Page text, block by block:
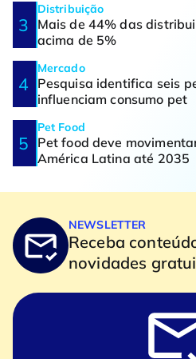
Distribuição
Mais de 44% das
acima de 5%
Mercado
Pesquisa identifica seis
influenciam consumo pet
Pet Food
Pet food deve
América Latina até 2035
NEWSLETTER
Receba
novidades